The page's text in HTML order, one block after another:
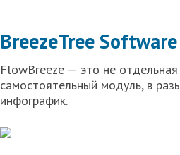
BreezeTree
FlowBreeze — это не
самостоятельный модуль, в
инфографик.